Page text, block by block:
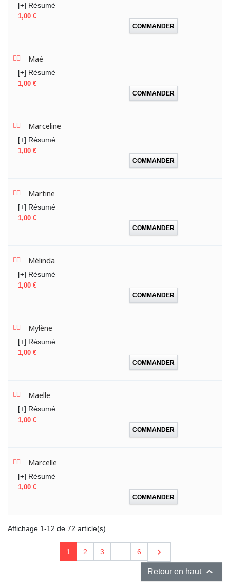
[+] Résumé
Prix
1,00 €
COMMANDER
Maé
[+] Résumé
Prix
1,00 €
COMMANDER
Marceline
[+] Résumé
Prix
1,00 €
COMMANDER
Martine
[+] Résumé
Prix
1,00 €
COMMANDER
Mélinda
[+] Résumé
Prix
1,00 €
COMMANDER
Mylène
[+] Résumé
Prix
1,00 €
COMMANDER
Maëlle
[+] Résumé
Prix
1,00 €
COMMANDER
Marcelle
[+] Résumé
Prix
1,00 €
COMMANDER
Affichage 1-12 de 72 article(s)
1 2 3 6 Suivant

Retour en haut 